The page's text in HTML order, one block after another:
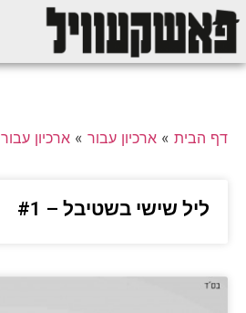
דף הבית » ארכיון עבור » ארכיון עבור
ליל שישי בשטיבל – #1